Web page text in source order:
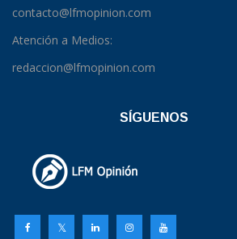
contacto@lfmopinion.com
Atención a Medios:
redaccion@lfmopinion.com
SÍGUENOS